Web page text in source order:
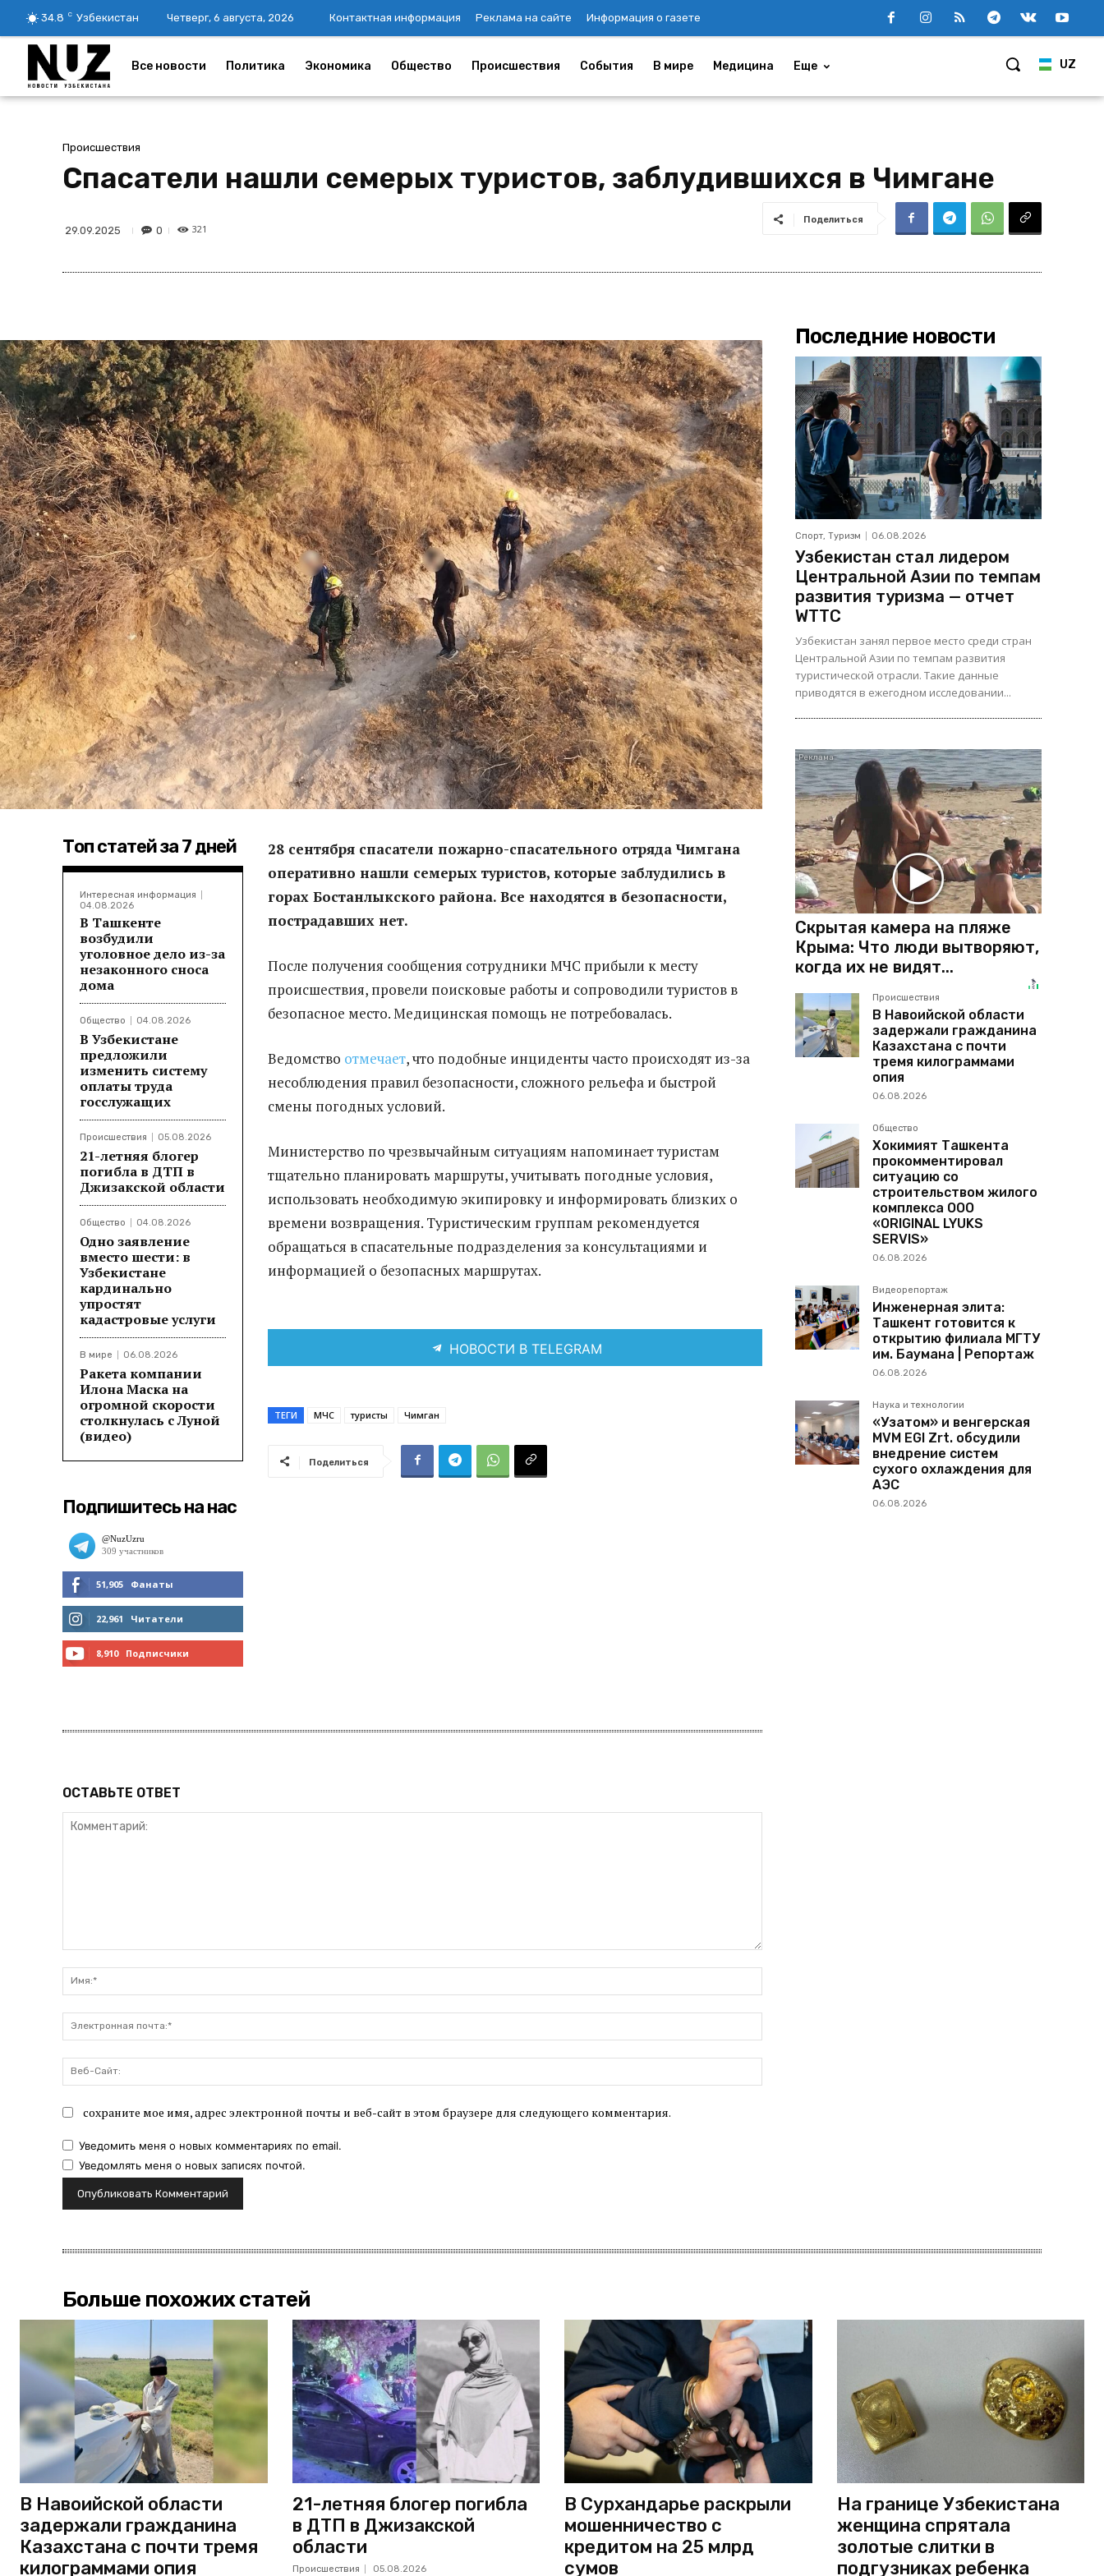
34.8 C Узбекистан Четверг, 6 августа, 2026 Контактная информация Реклама на сайте Информация о газете
UZ
Все новости Политика Экономика Общество Происшествия События В мире Медицина Еще
Происшествия
Спасатели нашли семерых туристов, заблудившихся в Чимгане
29.09.2025 0 321
Поделиться
Топ статей за 7 дней
Интересная информация
04.08.2026
В Ташкенте
возбудили
уголовное дело из-за
незаконного сноса
дома
Общество 04.08.2026
В Узбекистане
предложили
изменить систему
оплаты труда
госслужащих
Происшествия 05.08.2026
21-летняя блогер
погибла в ДТП в
Джизакской области
Общество 04.08.2026
Одно заявление
вместо шести: в
Узбекистане
кардинально
упростят
кадастровые услуги
В мире 06.08.2026
Ракета компании
Илона Маска на
огромной скорости
столкнулась с Луной
(видео)
Подпишитесь на нас
51,905 Фанаты
МНЕ НРАВИТСЯ
22,961 Читатели
8,910 Подписчики
28 сентября спасатели пожарно-спасательного отряда Чимгана
оперативно нашли семерых туристов, которые заблудились в
горах Бостанлыкского района. Все находятся в безопасности,
пострадавших нет.
После получения сообщения сотрудники МЧС прибыли к месту
происшествия, провели поисковые работы и сопроводили туристов в
безопасное место. Медицинская помощь не потребовалась.
Ведомство отмечает, что подобные инциденты часто происходят из-за
несоблюдения правил безопасности, сложного рельефа и быстрой
смены погодных условий.
Министерство по чрезвычайным ситуациям напоминает туристам
тщательно планировать маршруты, учитывать погодные условия,
использовать необходимую экипировку и информировать близких о
времени возвращения. Туристическим группам рекомендуется
обращаться в спасательные подразделения за консультациями и
информацией о безопасных маршрутах.
НОВОСТИ В TELEGRAM
ТЕГИ МЧС туристы Чимган
Поделиться
ОСТАВЬТЕ ОТВЕТ
почта:*
Сайт:
сохраните мое имя, адрес электронной почты и веб-сайт в этом браузере для следующего комментария.
Уведомить меня о новых комментариях по email.
Уведомлять меня о новых записях почтой.
Последние новости
Спорт, Туризм 06.08.2026
Узбекистан стал лидером
Центральной Азии по темпам
развития туризма — отчет
WTTC
Узбекистан занял первое место среди стран
Центральной Азии по темпам развития
туристической отрасли. Такие данные
приводятся в ежегодном исследовании...
Скрытая камера на пляже
Крыма: Что люди вытворяют,
когда их не видят...
Происшествия
В Навоийской области
задержали гражданина
Казахстана с почти
тремя килограммами
опия
06.08.2026
Общество
Хокимият Ташкента
прокомментировал
ситуацию со
строительством жилого
комплекса ООО
«ORIGINAL LYUKS
SERVIS»
06.08.2026
Видеорепортаж
Инженерная элита:
Ташкент готовится к
открытию филиала МГТУ
им. Баумана | Репортаж
06.08.2026
Наука и технологии
«Узатом» и венгерская
MVM EGI Zrt. обсудили
внедрение систем
сухого охлаждения для
АЭС
06.08.2026
Больше похожих статей
В Навоийской области
задержали гражданина
Казахстана с почти тремя
килограммами опия
21-летняя блогер погибла
в ДТП в Джизакской
области
Происшествия 05.08.2026
В Сурхандарье раскрыли
мошенничество с
кредитом на 25 млрд
сумов
На границе Узбекистана
женщина спрятала
золотые слитки в
подгузниках ребенка